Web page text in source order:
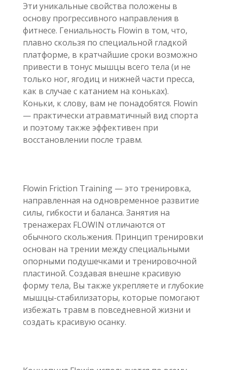
Эти уникальные свойства положены в
основу прогрессивного направления в
фитнесе. Гениальность Flowin в том, что,
плавно скользя по специальной гладкой
платформе, в кратчайшие сроки возможно
привести в тонус мышцы всего тела (и не
только ног, ягодиц и нижней части пресса,
как в случае с катанием на коньках).
Коньки, к слову, вам не понадобятся. Flowin
— практически атравматичный вид спорта
и поэтому также эффективен при
восстановлении после травм.
Flowin Friction Training — это тренировка,
направленная на одновременное развитие
силы, гибкости и баланса. Занятия на
тренажерах FLOWIN отличаются от
обычного скольжения. Принцип тренировки
основан на трении между специальными
опорными подушечками и тренировочной
пластиной. Создавая внешне красивую
форму тела, Вы также укрепляете и глубокие
мышцы-стабилизаторы, которые помогают
избежать травм в повседневной жизни и
создать красивую осанку.